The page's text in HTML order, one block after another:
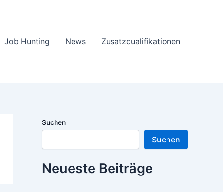
Job Hunting News Zusatzqualifikationen
Suchen
Suchen
Neueste Beiträge